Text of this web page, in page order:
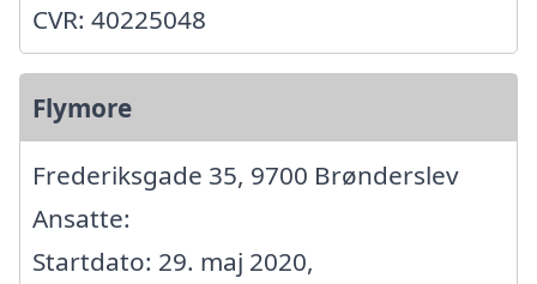
CVR: 40225048
Flymore
Frederiksgade 35, 9700 Brønderslev
Ansatte:
Startdato: 29. maj 2020,